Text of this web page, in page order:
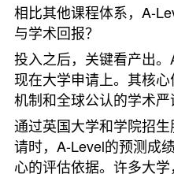
相比其他课程体系，A-
与学术回报？
投入之后，关键看产出
现在大学申请上。其核
机制和全球公认的学术严
通过英国大学和学院招
请时，A-Level的预测成
心的评估依据。许多大